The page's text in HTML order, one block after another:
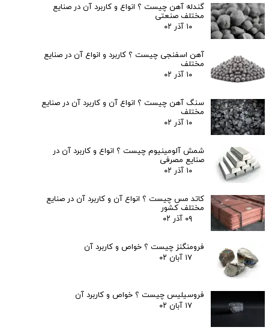
گندله آهن چیست ؟ انواع و کاربرد آن در صنایع
مختلف صنعتی
۱۰ آذر ۰۲
آهن اسفنجی چیست ؟ کاربرد و انواع آن در صنایع
مختلف
۱۰ آذر ۰۲
سنگ آهن چیست ؟ انواع آن و کاربرد آن در صنایع
مختلف
۱۰ آذر ۰۲
شمش آلومینیوم چیست ؟ انواع و کاربرد آن در
صنایع مصرفی
۱۰ آذر ۰۲
کاتد مس چیست ؟ انواع آن و کاربرد آن در صنایع
مختلف کشور
۰۹ آذر ۰۲
فرومنگنز چیست ؟ خواص و کاربرد آن
۱۷ آبان ۰۲
فروسیلیس چیست ؟ خواص و کاربرد آن
۱۷ آبان ۰۲